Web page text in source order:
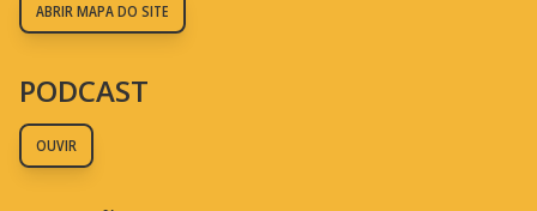
ABRIR MAPA DO SITE
PODCAST
OUVIR